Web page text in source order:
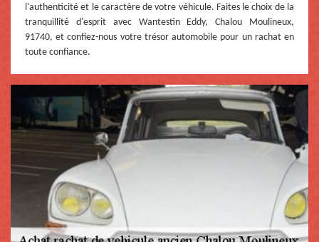
l'authenticité et le caractère de votre véhicule. Faites le choix de la
tranquillité d'esprit avec Wantestin Eddy, Chalou Moulineux,
91740, et confiez-nous votre trésor automobile pour un rachat en
toute confiance.